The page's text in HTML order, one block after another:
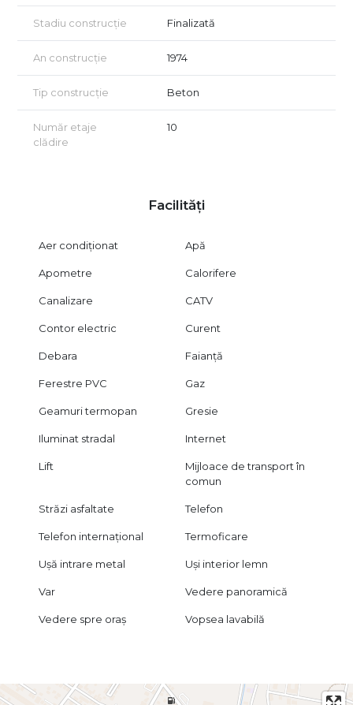
Vizionarea se face doar pe baza semnării unui contract de
vizionare, în conformitate cu dispozițiile Codului Civil (art. 1169)
privind libertatea contractuală.
Stadiu construcție Finalizată
An construcție 1974
Tip construcție Beton
Număr etaje
clădire
10
Facilități
Aer condiționat Apă
Apometre Calorifere
Canalizare CATV
Contor electric Curent
Debara Faianță
Ferestre PVC Gaz
Geamuri termopan Gresie
Iluminat stradal Internet
Lift
Mijloace de transport în
comun
Străzi asfaltate Telefon
Telefon internațional Termoficare
Ușă intrare metal Uși interior lemn
Var Vedere panoramică
Vedere spre oraș Vopsea lavabilă